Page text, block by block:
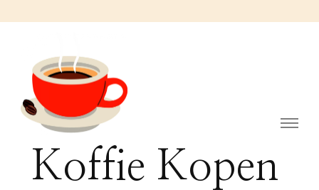
Koffie Kopen